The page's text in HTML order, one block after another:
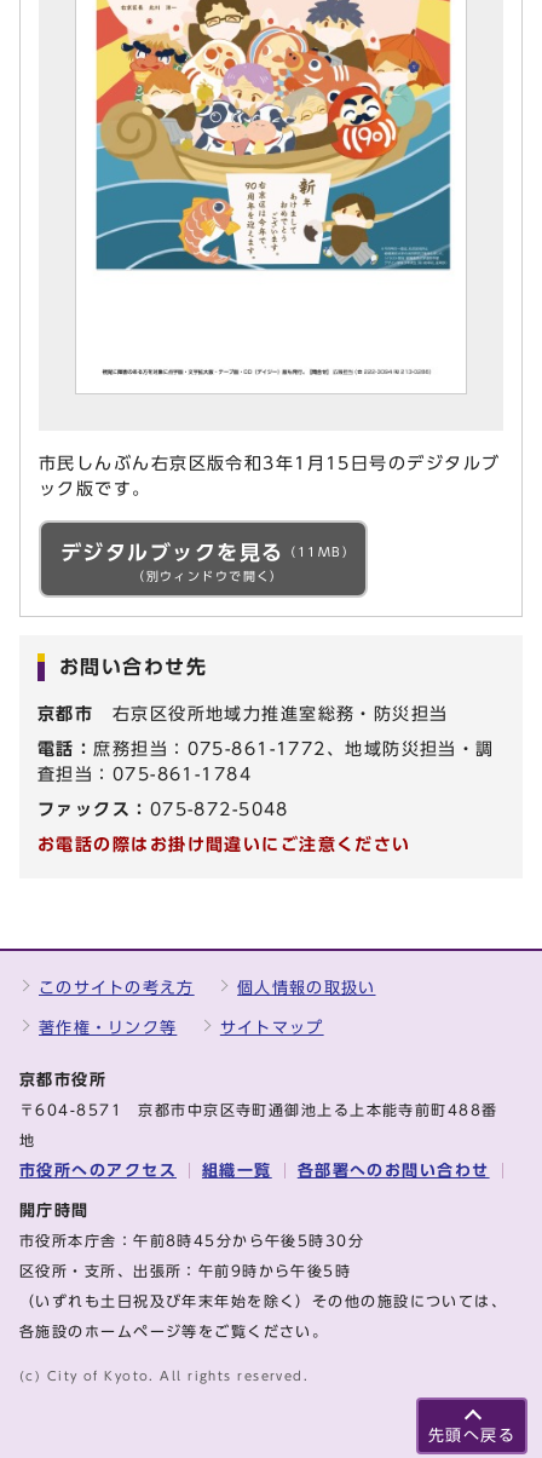
市民しんぶん右京区版令和3年1月15日号のデジタルブ
ック版です。
デジタルブックを見る
（11MB）
（別ウィンドウで開く）
お問い合わせ先
京都市 右京区役所地域力推進室総務・防災担当
電話： 庶務担当：075-861-1772、地域防災担当・調
査担当：075-861-1784
ファックス： 075-872-5048
お電話の際はお掛け間違いにご注意ください
先頭へ戻る
このサイトの考え方 個人情報の取扱い
著作権・リンク等 サイトマップ
京都市役所
〒604-8571 京都市中京区寺町通御池上る上本能寺前町488番
地
市役所へのアクセス 組織一覧 各部署へのお問い合わせ
開庁時間
市役所本庁舎：午前8時45分から午後5時30分
区役所・支所、出張所：午前9時から午後5時
（いずれも土日祝及び年末年始を除く）その他の施設については、
各施設のホームページ等をご覧ください。
(c) City of Kyoto. All rights reserved.